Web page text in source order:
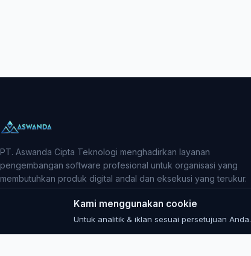
PT. Aswanda Cipta Teknologi menghadirkan layanan
pengembangan software profesional untuk organisasi yang
membutuhkan produk digital andal dan eksekusi yang terukur.
Kami menggunakan cookie
Untuk analitik & iklan sesuai persetujuan Anda.